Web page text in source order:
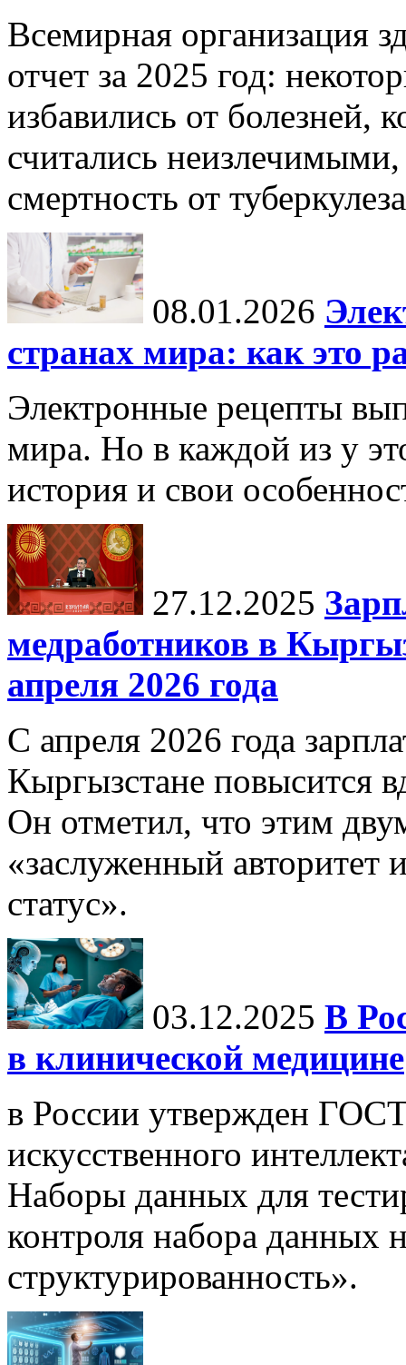
Всемирная организация
отчет за 2025 год:
избавились от болезней,
считались неизлечимыми,
смертность от
08.01.2026
странах мира: как это
Электронные рецепты
мира. Но в каждой из у
история и свои
27.12.2025
медработников в
апреля 2026 года
С апреля 2026 года
Кыргызстане повысится
Он отметил, что этим
«заслуженный
статус».
03.12.2025 В
в клинической медицине
в России утвержден
искусственного
Наборы данных для
контроля набора данных
структурированность».